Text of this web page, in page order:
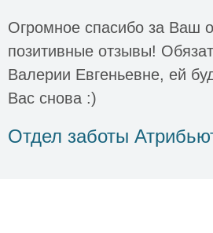
Огромное спасибо за Ваш
позитивные отзывы!
Валерии Евгеньевне, ей
Вас снова :)
Отдел заботы